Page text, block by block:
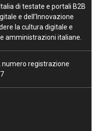
di testate e portali B2B
e dell’Innovazione
la cultura digitale e
amministrazioni italiane.
numero registrazione